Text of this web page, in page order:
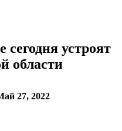
сегодня устроят
области
27, 2022